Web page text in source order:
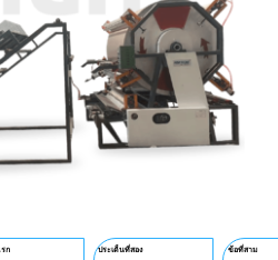
ก ประเด็นที่สอง ข้อที่สาม